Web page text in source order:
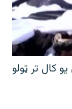
کال تر ټولو